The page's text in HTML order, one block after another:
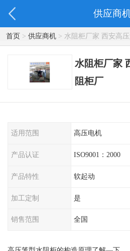
供应商
首页> 供应商机> 水阻柜厂家 西安高
水阻柜厂家
阻柜厂
适用范围 高压电机
产品认证 ISO9001：2000
产品特性 软起动
加工定制 是
销售范围 全国